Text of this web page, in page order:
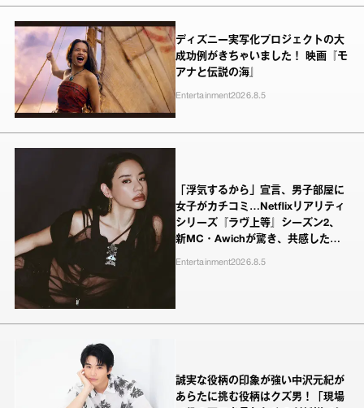
ディズニー実写化プロジェクトの大
成功例がきちゃいました！ 映画『モ
アナと伝説の海』
Entertainment2026.8.5
「浮気するから」宣言、男子部屋に
女子がカチコミ…Netflixリアリティ
シリーズ『ラヴ上等』シーズン2、
新MC・Awichが驚き、共感したヤ
Entertainment2026.8.5
誠実な役柄の印象が強い中沢元紀が
あらたに挑む役柄はクズ男！「現場